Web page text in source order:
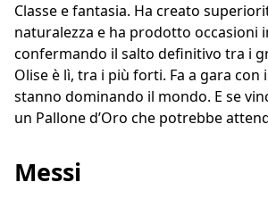
Classe e fantasia. Ha creato
naturalezza e ha prodotto occasioni
confermando il salto definitivo tra i
Olise è lì, tra i più forti. Fa a gara con
stanno dominando il mondo. E se
un Pallone d’Oro che potrebbe
Messi